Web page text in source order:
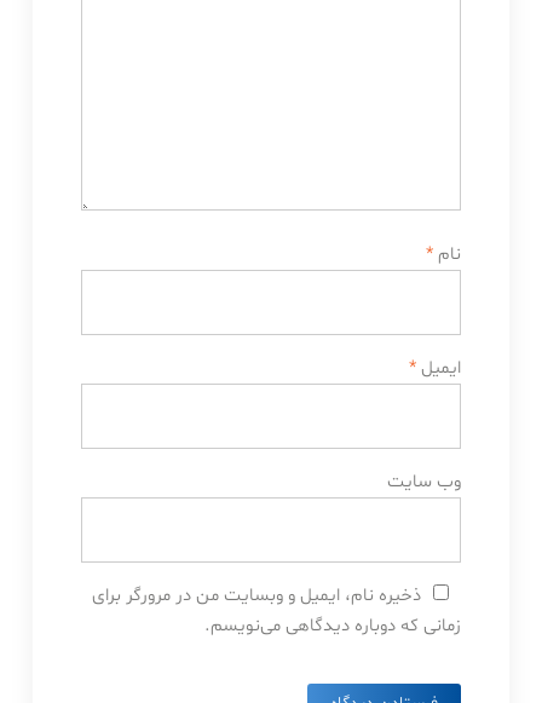
نام *
ایمیل *
وب‌ سایت
ذخیره نام، ایمیل و وبسایت من در مرورگر برای
زمانی که دوباره دیدگاهی می‌نویسم.